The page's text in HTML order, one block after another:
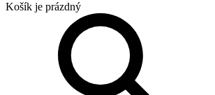
Košík je prázdný